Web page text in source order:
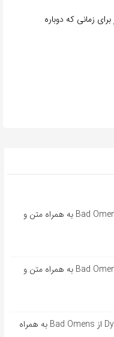
زمانی که دوباره
آهنگ انگلیسی Specter از Bad Omens به همراه متن و
آهنگ انگلیسی Impose از Bad Omens به همراه متن و
آهنگ انگلیسی Dying To Love از Bad Omens به همراه